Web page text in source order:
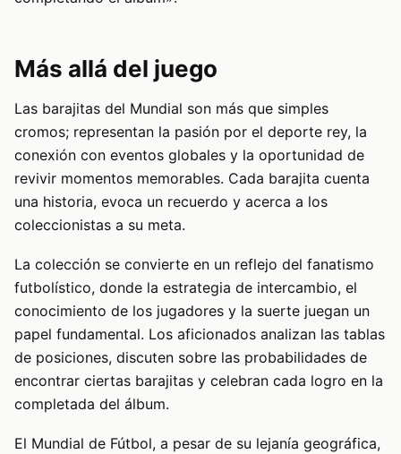
Más allá del juego
Las barajitas del Mundial son más que simples
cromos; representan la pasión por el deporte rey, la
conexión con eventos globales y la oportunidad de
revivir momentos memorables. Cada barajita cuenta
una historia, evoca un recuerdo y acerca a los
coleccionistas a su meta.
La colección se convierte en un reflejo del fanatismo
futbolístico, donde la estrategia de intercambio, el
conocimiento de los jugadores y la suerte juegan un
papel fundamental. Los aficionados analizan las tablas
de posiciones, discuten sobre las probabilidades de
encontrar ciertas barajitas y celebran cada logro en la
completada del álbum.
El Mundial de Fútbol, a pesar de su lejanía geográfica,